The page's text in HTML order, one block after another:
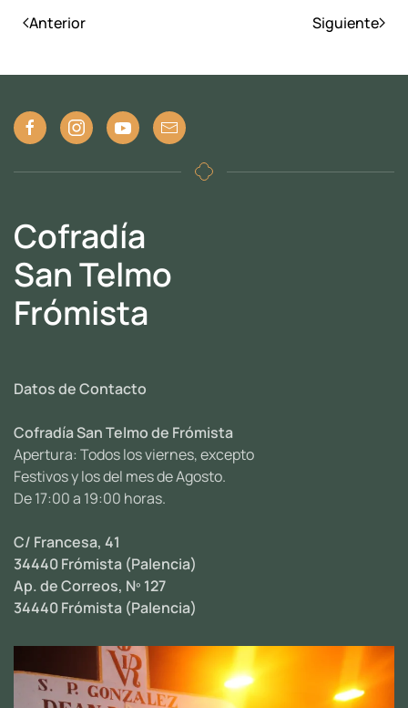
Anterior Siguiente
Cofradía
San Telmo
Frómista
Datos de Contacto
Cofradía San Telmo de Frómista
Apertura: Todos los viernes, excepto
Festivos y los del mes de Agosto.
De 17:00 a 19:00 horas.
C/ Francesa, 41
34440 Frómista (Palencia)
Ap. de Correos, Nº 127
34440 Frómista (Palencia)